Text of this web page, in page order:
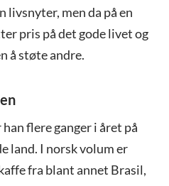
livsnyter, men da på en
pris på det gode livet og
å støte andre.
flere ganger i året på
land. I norsk volum er
fra blant annet Brasil,